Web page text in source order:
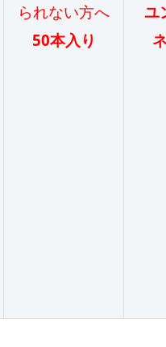
られない方へ
50本入り
ユ